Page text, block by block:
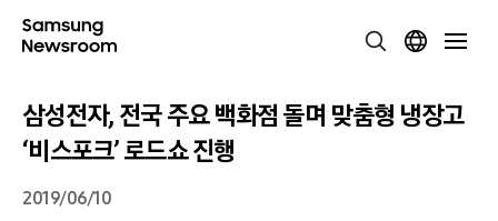
삼성전자, 전국 주요 백화점 돌며 맞춤형 냉장고
‘비스포크’ 로드쇼 진행
2019/06/10